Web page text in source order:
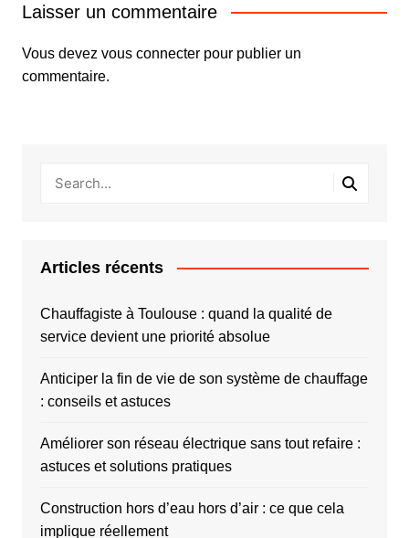
Laisser un commentaire
Vous devez vous connecterpour publier un
commentaire.
Articles récents
Chauffagiste à Toulouse : quand la qualité de
service devient une priorité absolue
Anticiper la fin de vie de son système de chauffage
: conseils et astuces
Améliorer son réseau électrique sans tout refaire :
astuces et solutions pratiques
Construction hors d’eau hors d’air : ce que cela
implique réellement